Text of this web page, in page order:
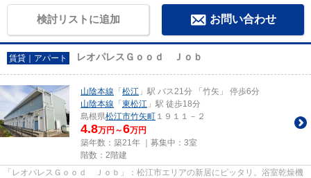
検討リストに追加 お問い合わせ
賃貸｜アパート レオパレスＧｏｏｄ Ｊｏｂ
山陰本線 「 松江 」駅 バス21分 「竹矢」 停歩6分
山陰本線 「 東松江 」駅 徒歩18分
島根県松江市竹矢町 １９１１－２
4.8万円～6万円
築年数：築21年 ｜募集中： 3室
階数：2階建
「レオパレスＧｏｏｄ Ｊｏｂ」：松江市エリアの新居にピッタリ。浴室乾燥機